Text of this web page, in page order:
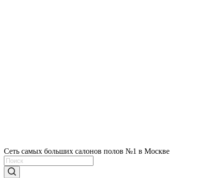
Сеть самых больших салонов полов №1 в Москве